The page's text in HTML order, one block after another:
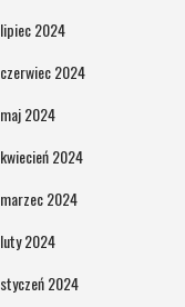
lipiec 2024
czerwiec 2024
maj 2024
kwiecień 2024
marzec 2024
luty 2024
styczeń 2024